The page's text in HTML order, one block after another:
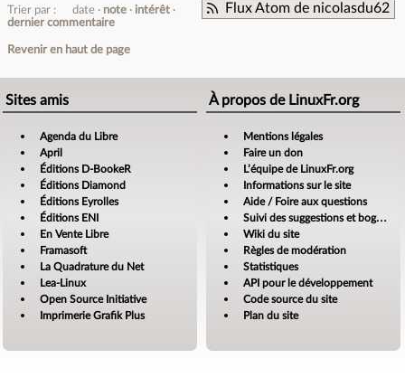
Flux Atom de nicolasdu62
Trier par : date note
intérêt
dernier commentaire
Revenir en haut de page
Sites amis
Agenda du Libre
April
Éditions D-BookeR
Éditions Diamond
Éditions Eyrolles
Éditions ENI
En Vente Libre
Framasoft
La Quadrature du Net
Lea-Linux
Open Source Initiative
Imprimerie Grafik Plus
À propos de LinuxFr.org
Mentions légales
Faire un don
L’équipe de LinuxFr.org
Informations sur le site
Aide / Foire aux questions
Suivi des suggestions et bogues
Wiki du site
Règles de modération
Statistiques
API pour le développement
Code source du site
Plan du site